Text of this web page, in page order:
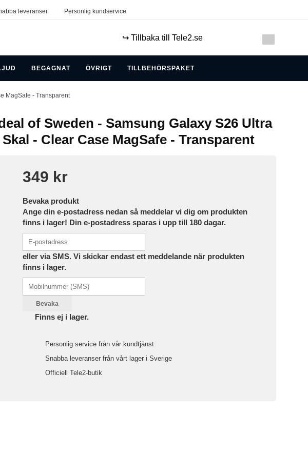
leveranser Personlig kundservice
↪️ Tillbaka till Tele2.se
BEGAGNAT ÖVRIGT TILLBEHÖRSPAKET
MagSafe - Transparent
of Sweden - Samsung Galaxy S26 Ultra
Skal - Clear Case MagSafe - Transparent
349 kr
Bevaka produkt
Ange din e-postadress nedan så meddelar vi dig om produkten
finns i lager! Din e-postadress sparas i upp till 180 dagar.
eller via SMS. Vi skickar endast ett meddelande när produkten
finns i lager.
Bevaka
Finns ej i lager.
Personlig service från vår kundtjänst
Snabba leveranser från vårt lager i Sverige
Officiell Tele2-butik